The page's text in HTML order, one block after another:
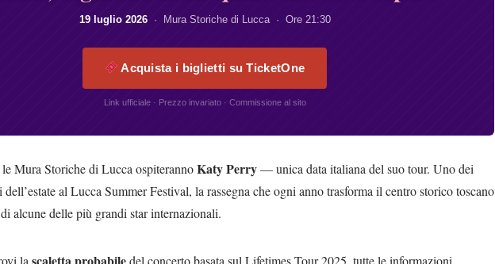
19 luglio 2026· Mura Storiche di Lucca · Ore 21:30
Acquista i biglietti su TicketOne
Link ufficiale · Prezzo invariato · Commissione al sito
le Mura Storiche di Lucca ospiterannoKaty Perry— unica data italiana del suo tour. Uno dei
al Lucca Summer Festival, la rassegna che ogni anno trasforma il centro storico toscano
alcune delle più grandi star internazionali.
la scaletta probabiledel concerto basata sul Lifetimes Tour 2025, tutte le informazioni